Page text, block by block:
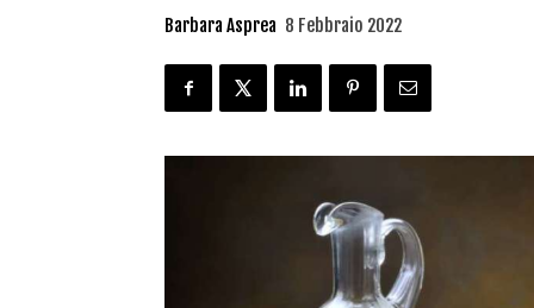
Barbara Asprea 8 Febbraio 2022